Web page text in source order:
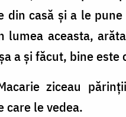
din casă şi a le
lumea aceasta,
a şi făcut, bine
ziceau
care le vedea.